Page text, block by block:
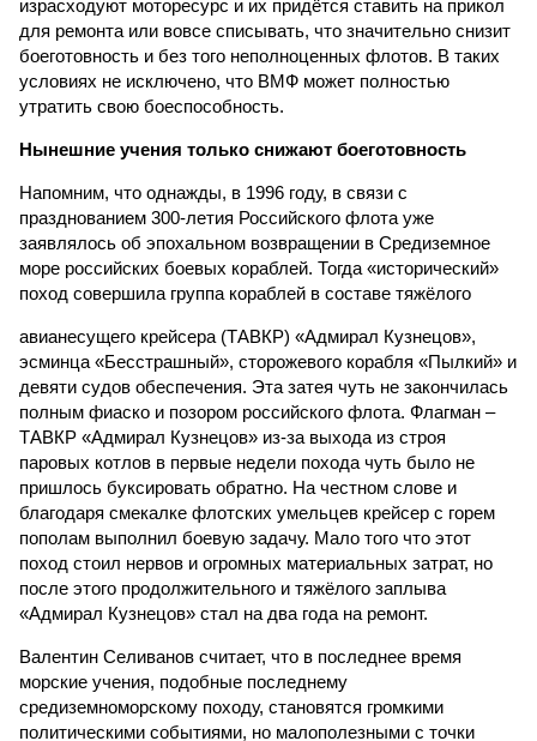
израсходуют моторесурс и их придётся ставить на прикол
для ремонта или вовсе списывать, что значительно снизит
боеготовность и без того неполноценных флотов. В таких
условиях не исключено, что ВМФ может полностью
утратить свою боеспособность.
Нынешние учения только снижают боеготовность
Напомним, что однажды, в 1996 году, в связи с
празднованием 300-летия Российского флота уже
заявлялось об эпохальном возвращении в Средиземное
море российских боевых кораблей. Тогда «исторический»
поход совершила группа кораблей в составе тяжёлого
авианесущего крейсера (ТАВКР) «Адмирал Кузнецов»,
эсминца «Бесстрашный», сторожевого корабля «Пылкий» и
девяти судов обеспечения. Эта затея чуть не закончилась
полным фиаско и позором российского флота. Флагман –
ТАВКР «Адмирал Кузнецов» из-за выхода из строя
паровых котлов в первые недели похода чуть было не
пришлось буксировать обратно. На честном слове и
благодаря смекалке флотских умельцев крейсер с горем
пополам выполнил боевую задачу. Мало того что этот
поход стоил нервов и огромных материальных затрат, но
после этого продолжительного и тяжёлого заплыва
«Адмирал Кузнецов» стал на два года на ремонт.
Валентин Селиванов считает, что в последнее время
морские учения, подобные последнему
средиземноморскому походу, становятся громкими
политическими событиями, но малополезными с точки